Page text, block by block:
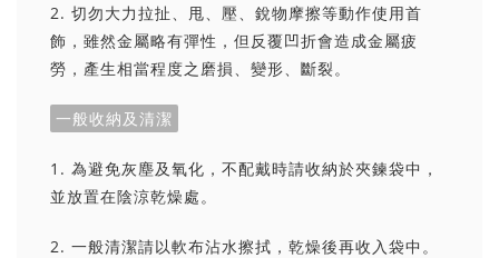
2. 切勿大力拉扯、甩、壓、銳物摩擦等動作使用首
飾，雖然金屬略有彈性，但反覆凹折會造成金屬疲
勞，產生相當程度之磨損、變形、斷裂。
一般收納及清潔
1. 為避免灰塵及氧化，不配戴時請收納於夾鍊袋中，
並放置在陰涼乾燥處。
2. 一般清潔請以軟布沾水擦拭，乾燥後再收入袋中。